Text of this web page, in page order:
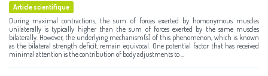
Article scientifique
During maximal contractions, the sum of forces exerted by homonymous muscles
unilaterally is typically higher than the sum of forces exerted by the same muscles
bilaterally. However, the underlying mechanism(s) of this phenomenon, which is known
as the bilateral strength deficit, remain equivocal. One potential factor that has received
minimal attention is the contribution of body adjustments to ...